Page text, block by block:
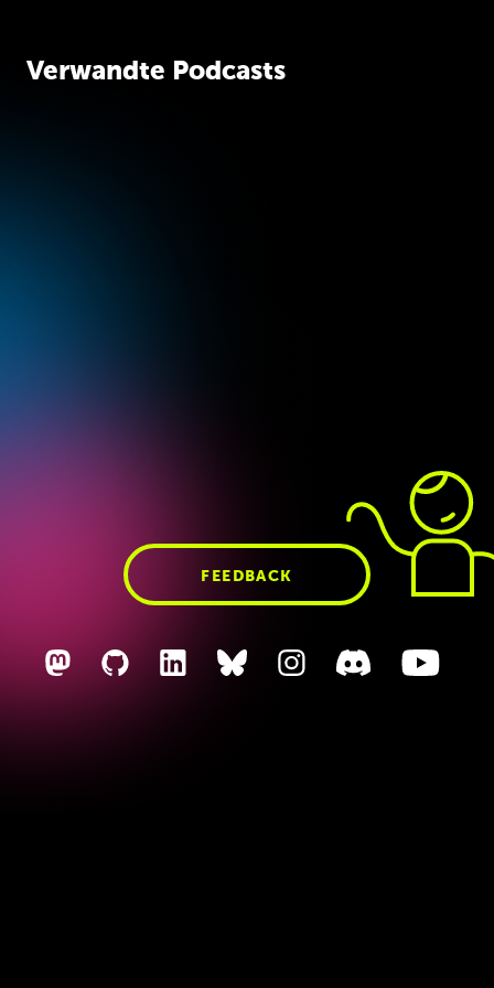
Verwandte Podcasts
RippleJS // Zod
Codecs // ESLint
Multithreading //
Apple UICoder
FEEDBACK